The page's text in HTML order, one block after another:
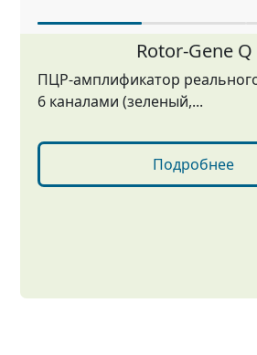
Rotor-Gene Q
ПЦР-амплификатор
6 каналами (зеленый,...
Подробнее